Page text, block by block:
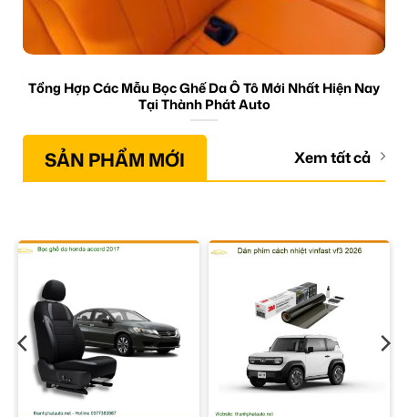
Tổng Hợp Các Mẫu Bọc Ghế Da Ô Tô Mới Nhất Hiện Nay
Tại Thành Phát Auto
SẢN PHẨM MỚI Xem tất cả